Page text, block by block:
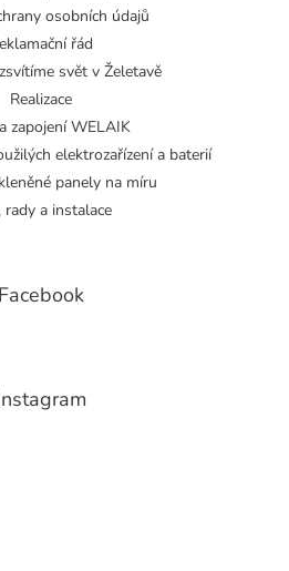
osobních údajů
řád
svět v Želetavě
Realizace
zapojení WELAIK
elektrozařízení a baterií
panely na míru
rady a instalace
Facebook